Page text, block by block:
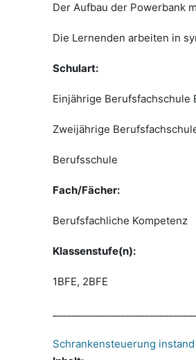
Der Aufbau der Powerbank
Die Lernenden arbeiten in
Schulart:
Einjährige Berufsfachschule
Zweijährige
Berufsschule
Fach/Fächer:
Berufsfachliche Kompetenz
Klassenstufe(n):
1BFE, 2BFE
Schrankensteuerung